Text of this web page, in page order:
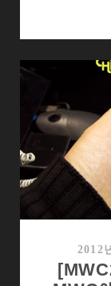
2012